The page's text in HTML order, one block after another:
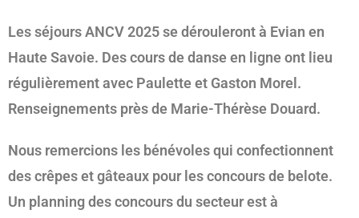
Les séjours ANCV 2025 se dérouleront à Evian en
Haute Savoie. Des cours de danse en ligne ont lieu
régulièrement avec Paulette et Gaston Morel.
Renseignements près de Marie-Thérèse Douard.
Nous remercions les bénévoles qui confectionnent
des crêpes et gâteaux pour les concours de belote.
Un planning des concours du secteur est à